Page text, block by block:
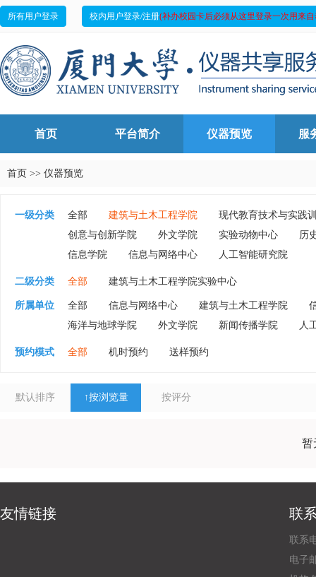
所有用户登录 校内用户登录/注册(补办校园卡后必须从这里登录一次用来
首页 平台简介 仪器预览 服
首页 >> 仪器预览
一级分类 全部 建筑与土木工程学院
现代教育技术与实践
创意与创新学院
外文学院 实验动物中心
历
信息学院
信息与网络中心 人工智能研究院
二级分类 全部 建筑与土木工程学院实验中心
所属单位 全部 信息与网络中心 建筑与土木工程学院
海洋与地球学院
外文学院 新闻传播学院 人
预约模式 全部 机时预约 送样预约
默认排序 ↑按浏览量 按评分
暂
友情链接 联
联系
电子